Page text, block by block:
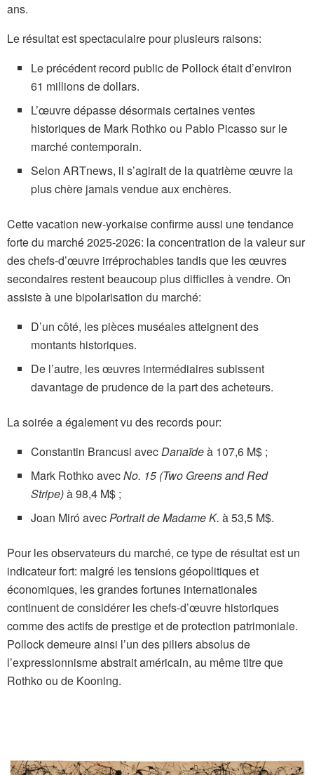
ans.
Le résultat est spectaculaire pour plusieurs raisons:
Le précédent record public de Pollock était d’environ
61 millions de dollars.
L’œuvre dépasse désormais certaines ventes
historiques de Mark Rothko ou Pablo Picasso sur le
marché contemporain.
Selon ARTnews, il s’agirait de la quatrième œuvre la
plus chère jamais vendue aux enchères.
Cette vacation new-yorkaise confirme aussi une tendance
forte du marché 2025-2026: la concentration de la valeur sur
des chefs-d’œuvre irréprochables tandis que les œuvres
secondaires restent beaucoup plus difficiles à vendre. On
assiste à une bipolarisation du marché:
D’un côté, les pièces muséales atteignent des
montants historiques.
De l’autre, les œuvres intermédiaires subissent
davantage de prudence de la part des acheteurs.
La soirée a également vu des records pour:
Constantin Brancusi avecDanaïdeà 107,6 M$ ;
Mark Rothko avecNo. 15 (Two Greens and Red
Stripe)à 98,4 M$ ;
Joan Miró avecPortrait de Madame K. à 53,5 M$.
Pour les observateurs du marché, ce type de résultat est un
indicateur fort: malgré les tensions géopolitiques et
économiques, les grandes fortunes internationales
continuent de considérer les chefs-d’œuvre historiques
comme des actifs de prestige et de protection patrimoniale.
Pollock demeure ainsi l’un des piliers absolus de
l’expressionnisme abstrait américain, au même titre que
Rothko ou de Kooning.